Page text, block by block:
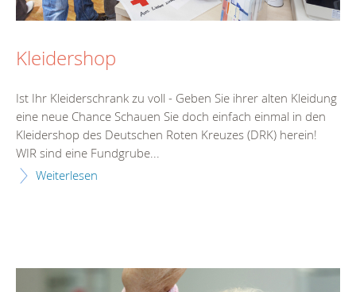
Kleidershop
Ist Ihr Kleiderschrank zu voll - Geben Sie ihrer alten Kleidung
eine neue Chance Schauen Sie doch einfach einmal in den
Kleidershop des Deutschen Roten Kreuzes (DRK) herein!
WIR sind eine Fundgrube...
Weiterlesen